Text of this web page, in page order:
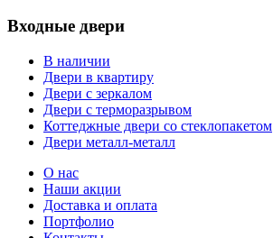
Входные двери
В наличии
Двери в квартиру
Двери с зеркалом
Двери с терморазрывом
Коттеджные двери со стеклопакетом
Двери металл-металл
О нас
Наши акции
Доставка и оплата
Портфолио